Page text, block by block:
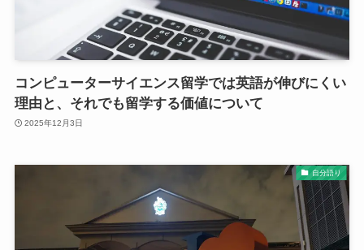
コンピューターサイエンス留学では英語が伸びにくい
理由と、それでも留学する価値について
2025年12月3日
自分語り